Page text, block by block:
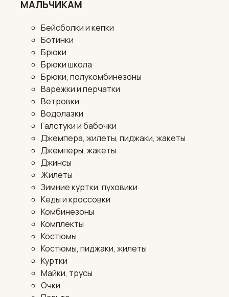
МАЛЬЧИКАМ
Бейсболки и кепки
Ботинки
Брюки
Брюки школа
Брюки, полукомбинезоны
Варежки и перчатки
Ветровки
Водолазки
Галстуки и бабочки
Джемпера, жилеты, пиджаки, жакеты
Джемперы, жакеты
Джинсы
Жилеты
Зимние куртки, пуховики
Кеды и кроссовки
Комбинезоны
Комплекты
Костюмы
Костюмы, пиджаки, жилеты
Куртки
Майки, трусы
Очки